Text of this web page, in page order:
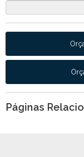
Páginas